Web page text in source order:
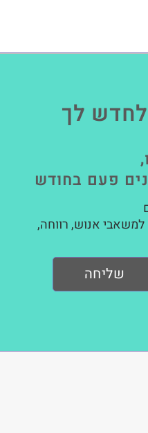
לך
פעם בחודש
למשאבי אנוש, רווחה,
שליחה